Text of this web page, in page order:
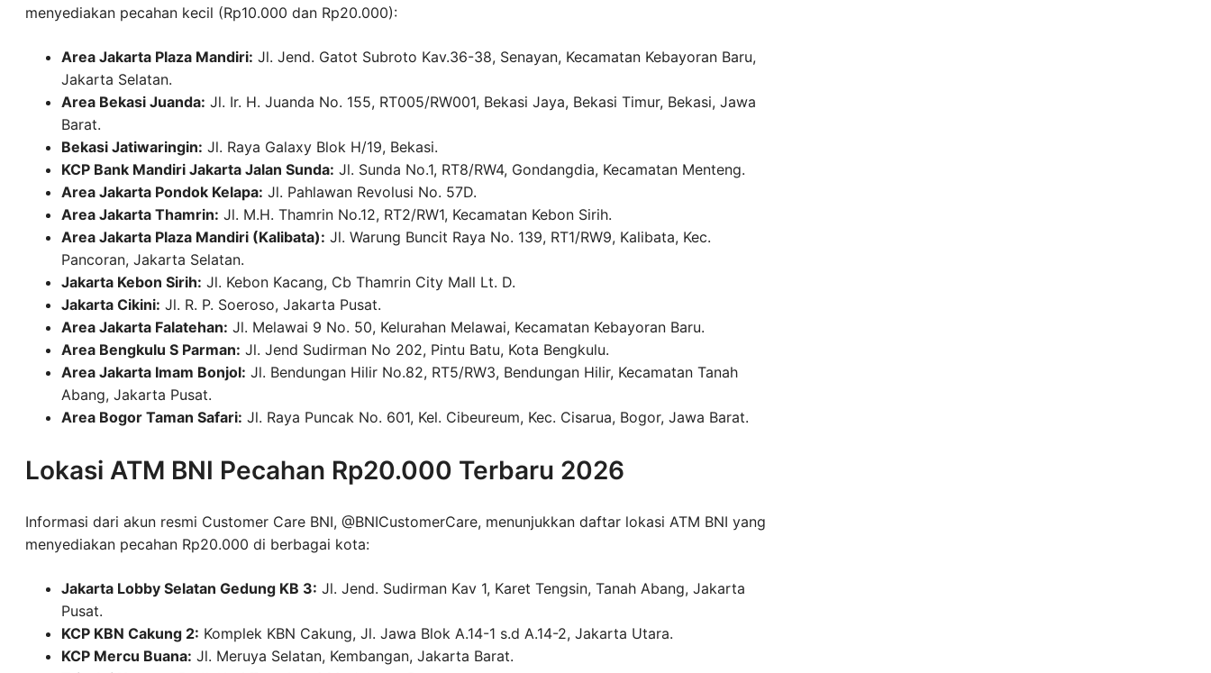
menyediakan pecahan kecil (Rp10.000 dan Rp20.000):
Area Jakarta Plaza Mandiri: Jl. Jend. Gatot Subroto Kav.36-38, Senayan, Kecamatan Kebayoran Baru,
Jakarta Selatan.
Area Bekasi Juanda: Jl. Ir. H. Juanda No. 155, RT005/RW001, Bekasi Jaya, Bekasi Timur, Bekasi, Jawa
Barat.
Bekasi Jatiwaringin: Jl. Raya Galaxy Blok H/19, Bekasi.
KCP Bank Mandiri Jakarta Jalan Sunda: Jl. Sunda No.1, RT8/RW4, Gondangdia, Kecamatan Menteng.
Area Jakarta Pondok Kelapa: Jl. Pahlawan Revolusi No. 57D.
Area Jakarta Thamrin: Jl. M.H. Thamrin No.12, RT2/RW1, Kecamatan Kebon Sirih.
Area Jakarta Plaza Mandiri (Kalibata): Jl. Warung Buncit Raya No. 139, RT1/RW9, Kalibata, Kec.
Pancoran, Jakarta Selatan.
Jakarta Kebon Sirih: Jl. Kebon Kacang, Cb Thamrin City Mall Lt. D.
Jakarta Cikini: Jl. R. P. Soeroso, Jakarta Pusat.
Area Jakarta Falatehan: Jl. Melawai 9 No. 50, Kelurahan Melawai, Kecamatan Kebayoran Baru.
Area Bengkulu S Parman: Jl. Jend Sudirman No 202, Pintu Batu, Kota Bengkulu.
Area Jakarta Imam Bonjol: Jl. Bendungan Hilir No.82, RT5/RW3, Bendungan Hilir, Kecamatan Tanah
Abang, Jakarta Pusat.
Area Bogor Taman Safari: Jl. Raya Puncak No. 601, Kel. Cibeureum, Kec. Cisarua, Bogor, Jawa Barat.
Lokasi ATM BNI Pecahan Rp20.000 Terbaru 2026
Informasi dari akun resmi Customer Care BNI, @BNICustomerCare, menunjukkan daftar lokasi ATM BNI yang
menyediakan pecahan Rp20.000 di berbagai kota:
Jakarta Lobby Selatan Gedung KB 3: Jl. Jend. Sudirman Kav 1, Karet Tengsin, Tanah Abang, Jakarta
Pusat.
KCP KBN Cakung 2: Komplek KBN Cakung, Jl. Jawa Blok A.14-1 s.d A.14-2, Jakarta Utara.
KCP Mercu Buana: Jl. Meruya Selatan, Kembangan, Jakarta Barat.